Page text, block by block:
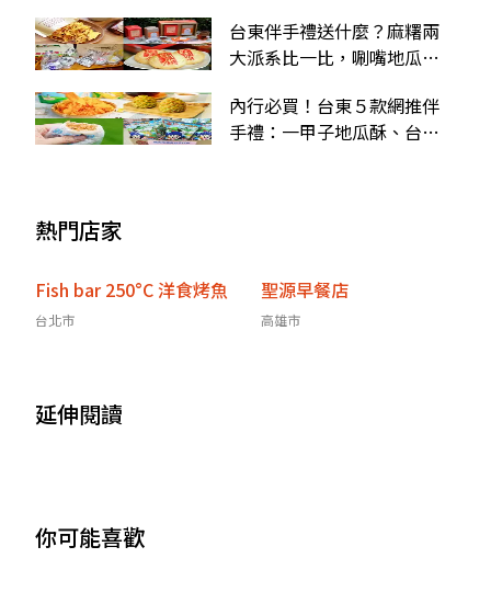
台東伴手禮送什麼？麻糬兩
大派系比一比，唰嘴地瓜
內行必買！台東５款網推伴
手禮：一甲子地瓜酥、台東
熱門店家
Fish bar 250°C 洋食烤魚
台北市
聖源早餐店
高雄市
延伸閱讀
你可能喜歡